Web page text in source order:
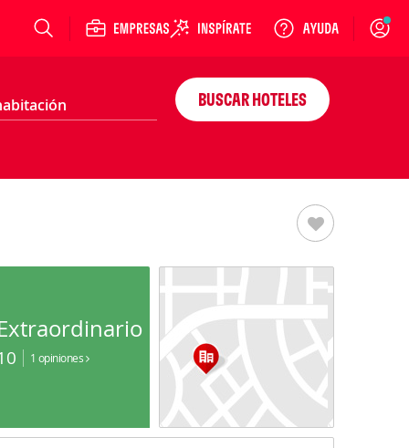
Login
BUSCAR HOTELES
1 opiniones